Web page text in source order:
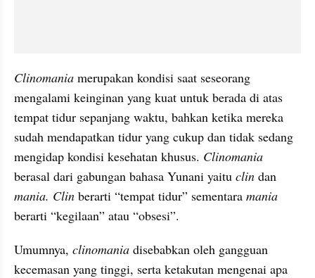
Clinomania merupakan kondisi saat seseorang
mengalami keinginan yang kuat untuk berada di atas
tempat tidur sepanjang waktu, bahkan ketika mereka
sudah mendapatkan tidur yang cukup dan tidak sedang
mengidap kondisi kesehatan khusus. Clinomania
berasal dari gabungan bahasa Yunani yaitu clin
mania. Clin berarti “tempat tidur” sementara mania
berarti “kegilaan” atau “obsesi”.
Umumnya, clinomania disebabkan oleh gangguan
kecemasan yang tinggi, serta ketakutan mengenai apa